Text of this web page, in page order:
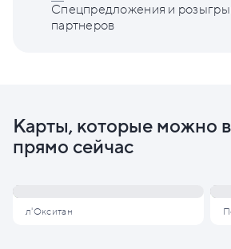
Спецпредложения и
партнеров
Карты, которые можно
прямо сейчас
л'Окситан